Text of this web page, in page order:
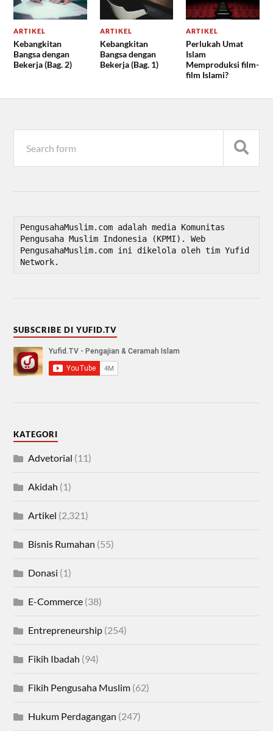
ARTIKEL
Kebangkitan
Bangsa dengan
Bekerja (Bag. 2)
ARTIKEL
Kebangkitan
Bangsa dengan
Bekerja (Bag. 1)
ARTIKEL
Perlukah Umat
Islam
Memproduksi film-
film Islami?
PengusahaMuslim.com adalah media Komunitas
Pengusaha Muslim Indonesia (KPMI). Web
PengusahaMuslim.com ini dikelola oleh tim Yufid
Network.
SUBSCRIBE DI YUFID.TV
KATEGORI
Advetorial (11)
Akidah (1)
Artikel (2,321)
Bisnis Rumahan (55)
Donasi (1)
E-Commerce (38)
Entrepreneurship (254)
Fikih Ibadah (94)
Fikih Pengusaha Muslim (62)
Hukum Perdagangan (247)